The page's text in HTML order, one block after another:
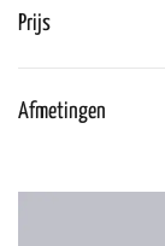
Prijs
Afmetingen